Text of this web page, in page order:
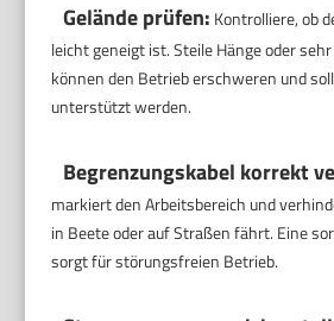
Gelände prüfen: Kontrolliere, ob
leicht geneigt ist. Steile Hänge oder
können den Betrieb erschweren und
unterstützt werden.
Begrenzungskabel korrekt
markiert den Arbeitsbereich und
in Beete oder auf Straßen fährt. Eine
sorgt für störungsfreien Betrieb.